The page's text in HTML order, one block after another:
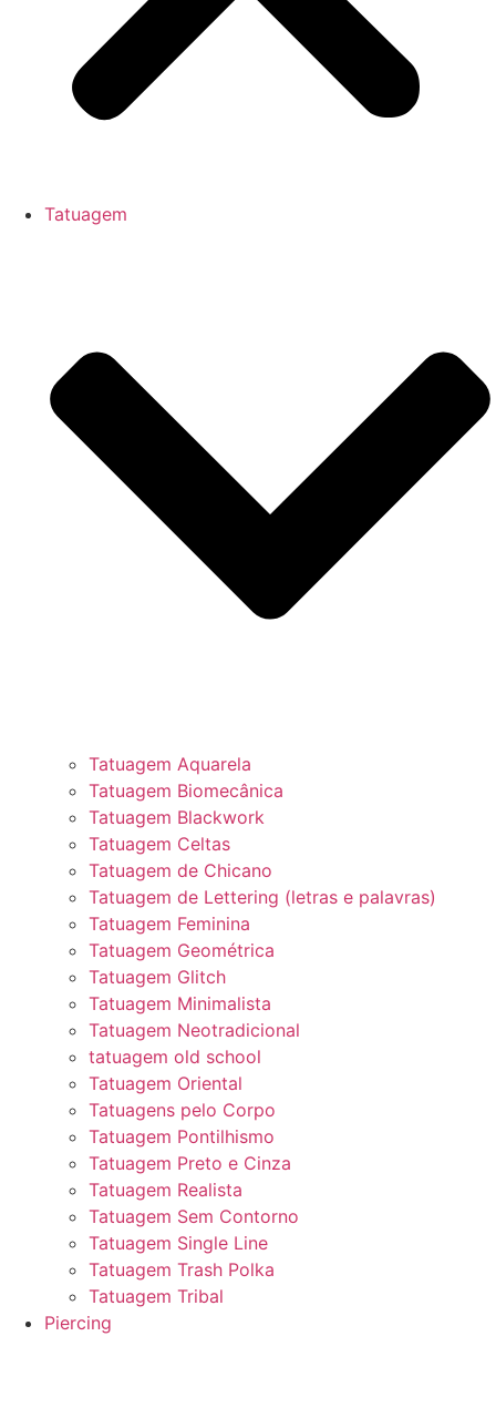
Tatuagem
Tatuagem Aquarela
Tatuagem Biomecânica
Tatuagem Blackwork
Tatuagem Celtas
Tatuagem de Chicano
Tatuagem de Lettering (letras e palavras)
Tatuagem Feminina
Tatuagem Geométrica
Tatuagem Glitch
Tatuagem Minimalista
Tatuagem Neotradicional
tatuagem old school
Tatuagem Oriental
Tatuagens pelo Corpo
Tatuagem Pontilhismo
Tatuagem Preto e Cinza
Tatuagem Realista
Tatuagem Sem Contorno
Tatuagem Single Line
Tatuagem Trash Polka
Tatuagem Tribal
Piercing